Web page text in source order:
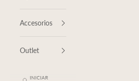
Accesorios
Outlet
INICIAR